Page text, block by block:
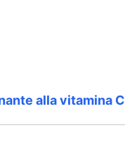
alla vitamina C